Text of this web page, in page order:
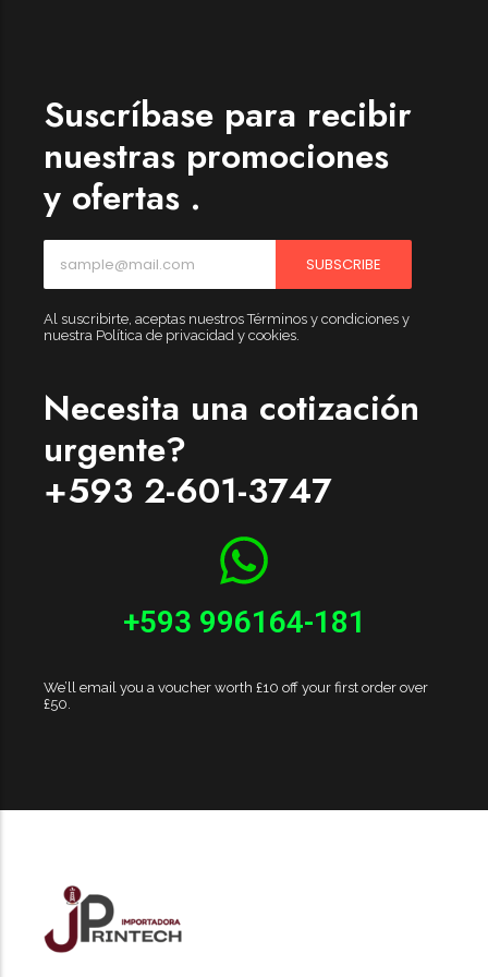
Forfeited you engrossed
Especially favourable
Menswear
Forfeited you engrossed
Another as studied
Especially favourable
Video
Suscríbase para recibir
nuestras promociones
y ofertas .
SUBSCRIBE
Al suscribirte, aceptas nuestros Términos y condiciones y
nuestra Política de privacidad y cookies.
Necesita una cotización
urgente?
+593 2-601-3747
+593 996164-181
We’ll email you a voucher worth £10 off your first order over
£50.